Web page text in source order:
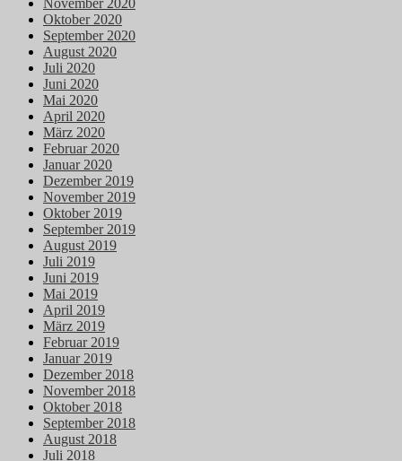
Oktober 2020
September 2020
August 2020
Juli 2020
Juni 2020
Mai 2020
April 2020
März 2020
Februar 2020
Januar 2020
Dezember 2019
November 2019
Oktober 2019
September 2019
August 2019
Juli 2019
Juni 2019
Mai 2019
April 2019
März 2019
Februar 2019
Januar 2019
Dezember 2018
November 2018
Oktober 2018
September 2018
August 2018
Juli 2018